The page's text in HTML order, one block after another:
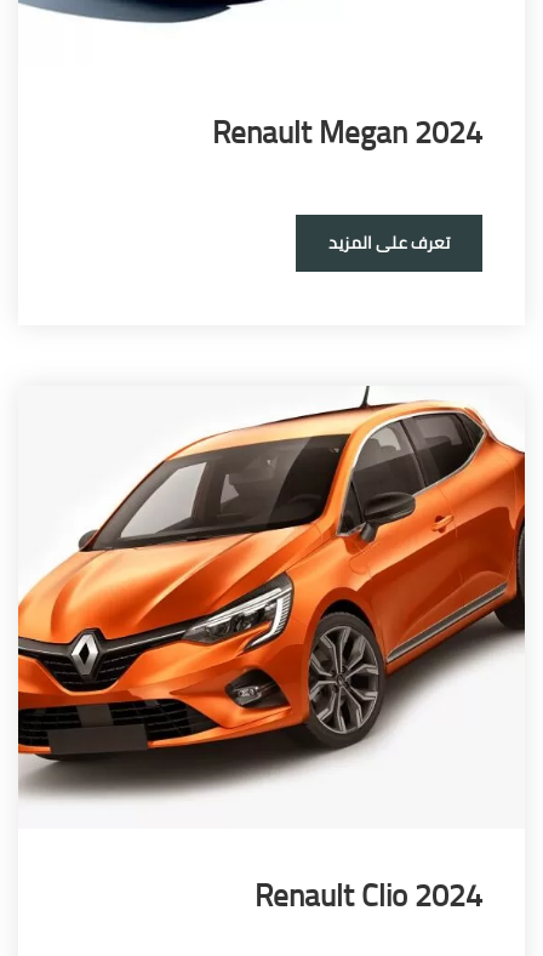
Renault Megan
تعرف على المزيد
Renault Clio